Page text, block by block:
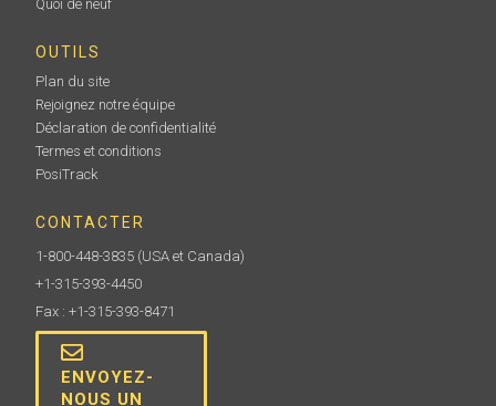
Quoi de neuf
OUTILS
Plan du site
Rejoignez notre équipe
Déclaration de confidentialité
Termes et conditions
PosiTrack
CONTACTER
1-800-448-3835 (USA et Canada)
+1-315-393-4450
Fax : +1-315-393-8471
ENVOYEZ-
NOUS UN